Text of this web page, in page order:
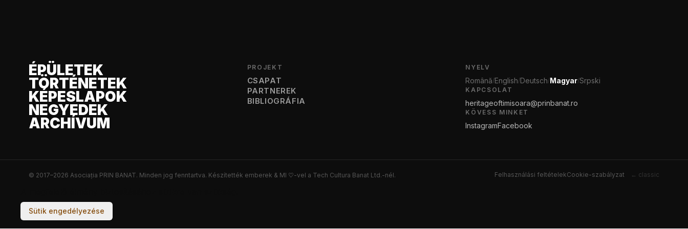
ÉPÜLETEK
TÖRTÉNETEK
KÉPESLAPOK
NEGYEDEK
ARCHÍVUM
PROJEKT
CSAPAT
PARTNEREK
BIBLIOGRÁFIA
NYELV
Română/English/Deutsch/Magyar/Srpski
KAPCSOLAT
heritageoftimisoara@prinbanat.ro
KÖVESS MINKET
InstagramFacebook
© 2017–2026 Asociația PRIN BANAT. Minden jog fenntartva. Készítették emberek & MI ♡-vel a Tech Cultura Banat Ltd.-nél. Felhasználási feltételekCookie-szabályzat ← classic
Sütik engedélyezése